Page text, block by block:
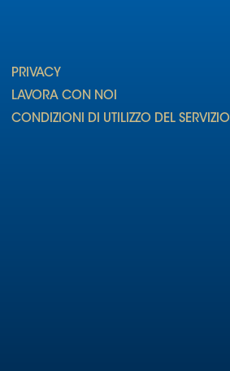
PRIVACY
LAVORA CON NOI
CONDIZIONI DI UTILIZZO DEL SERVIZIO